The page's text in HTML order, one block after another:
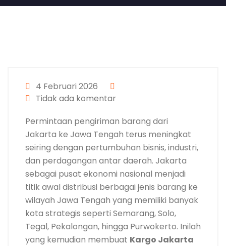
4 Februari 2026
Tidak ada komentar
Permintaan pengiriman barang dari
Jakarta ke Jawa Tengah terus meningkat
seiring dengan pertumbuhan bisnis, industri,
dan perdagangan antar daerah. Jakarta
sebagai pusat ekonomi nasional menjadi
titik awal distribusi berbagai jenis barang ke
wilayah Jawa Tengah yang memiliki banyak
kota strategis seperti Semarang, Solo,
Tegal, Pekalongan, hingga Purwokerto. Inilah
yang kemudian membuat Kargo Jakarta